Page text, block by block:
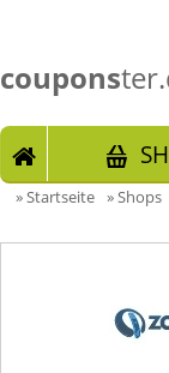
coupons
START
»Startseite »Shops